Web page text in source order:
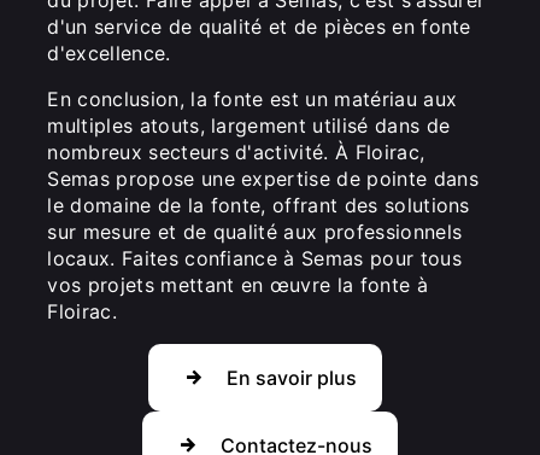
d'un service de qualité et de pièces en fonte
d'excellence.
En conclusion, la fonte est un matériau aux
multiples atouts, largement utilisé dans de
nombreux secteurs d'activité. À Floirac,
Semas propose une expertise de pointe dans
le domaine de la fonte, offrant des solutions
sur mesure et de qualité aux professionnels
locaux. Faites confiance à Semas pour tous
vos projets mettant en œuvre la fonte à
Floirac.
En savoir plus
Contactez-nous